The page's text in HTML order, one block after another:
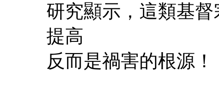
研究顯示，這類基
提高
反而是禍害的根源！